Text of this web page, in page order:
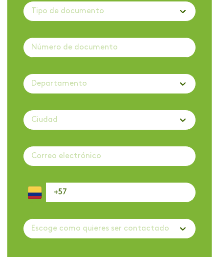
Tipo de documento
Departamento
Ciudad
Escoge como quieres ser contactado